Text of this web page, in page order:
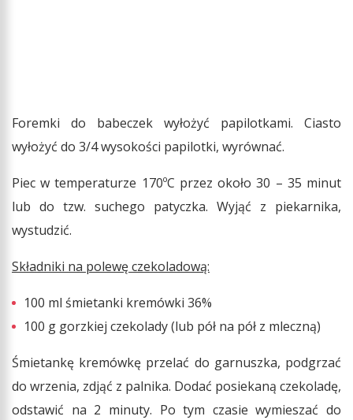
Foremki do babeczek wyłożyć papilotkami. Ciasto
wyłożyć do 3/4 wysokości papilotki, wyrównać.
Piec w temperaturze 170ºC przez około 30 – 35 minut
lub do tzw. suchego patyczka. Wyjąć z piekarnika,
wystudzić.
Składniki na polewę czekoladową:
100 ml śmietanki kremówki 36%
100 g gorzkiej czekolady (lub pół na pół z mleczną)
Śmietankę kremówkę przelać do garnuszka, podgrzać
do wrzenia, zdjąć z palnika. Dodać posiekaną czekoladę,
odstawić na 2 minuty. Po tym czasie wymieszać do